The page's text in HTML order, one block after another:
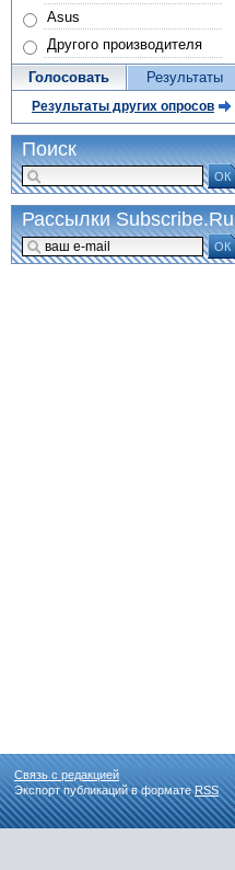
Asus
Другого производителя
Голосовать Результаты
Результаты других опросов
Поиск
ОК
Рассылки Subscribe.Ru
ОК
Связь с редакцией
Экспорт публикаций в форматеRSS